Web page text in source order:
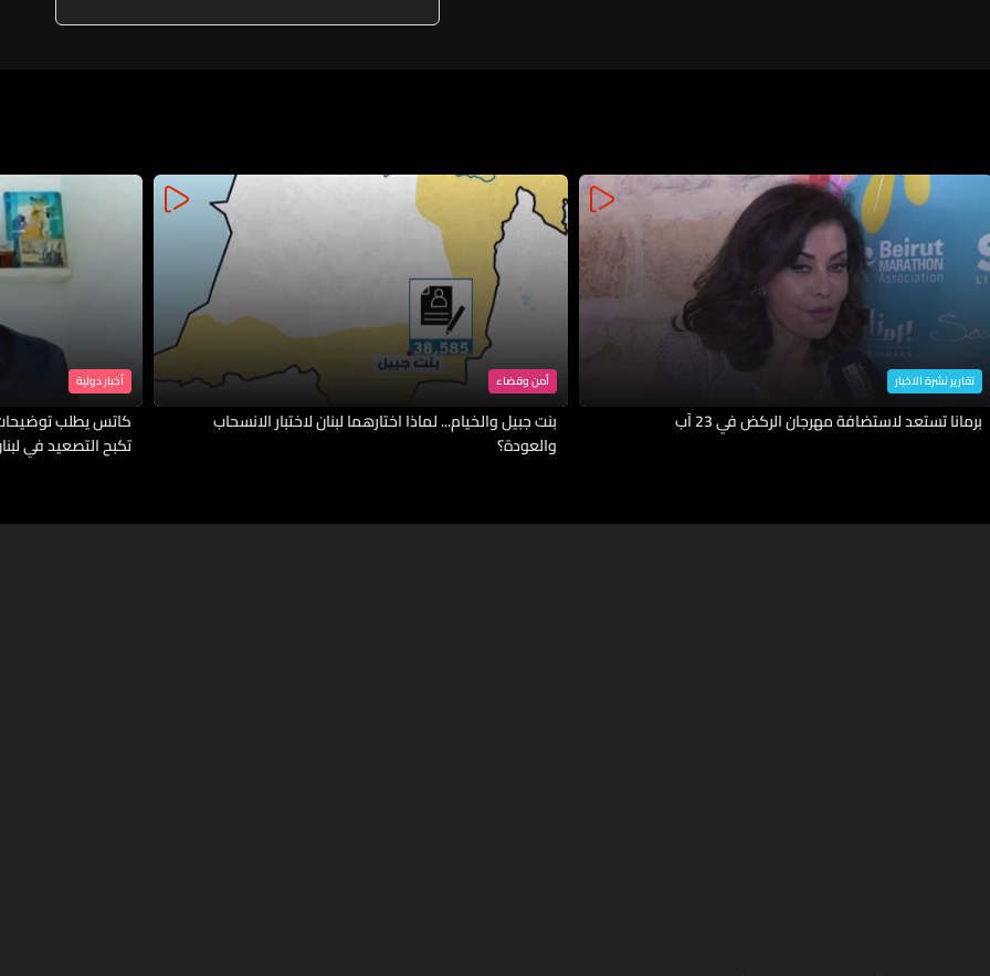
تقارير نشرة الاخبار
برمانا تستعد لاستضافة مهرجان الركض في 23 آب
أمن وقضاء
بنت جبيل والخيام... لماذا اختارهما لبنان لاختبار الانسحاب
والعودة؟
أخبار دولية
كاتس يطلب
تكبح التصعيد في